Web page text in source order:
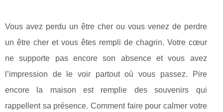
Vous avez perdu un être cher ou vous venez de perdre
un être cher et vous êtes rempli de chagrin. Votre cœur
ne supporte pas encore son absence et vous avez
l’impression de le voir partout où vous passez. Pire
encore la maison est remplie des souvenirs qui
rappellent sa présence. Comment faire pour calmer votre